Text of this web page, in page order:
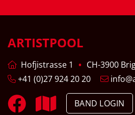
ARTISTPOOL
Hofjistrasse 1
CH-3900
+41 (0)27 924 20 20
BAND LOGIN